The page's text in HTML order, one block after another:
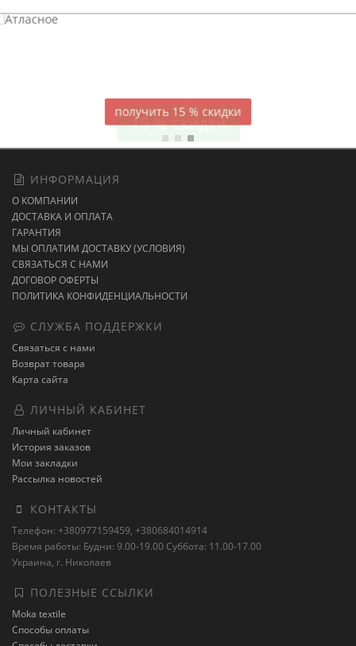
15 % скидки
ИНФОРМАЦИЯ
О КОМПАНИИ
ДОСТАВКА И ОПЛАТА
ГАРАНТИЯ
МЫ ОПЛАТИМ ДОСТАВКУ (УСЛОВИЯ)
СВЯЗАТЬСЯ С НАМИ
ДОГОВОР ОФЕРТЫ
ПОЛИТИКА КОНФИДЕНЦИАЛЬНОСТИ
СЛУЖБА ПОДДЕРЖКИ
Связаться с нами
Возврат товара
Карта сайта
ЛИЧНЫЙ КАБИНЕТ
Личный кабинет
История заказов
Мои закладки
Рассылка новостей
КОНТАКТЫ
Телефон: +380977159459, +380684014914
Время работы: Будни: 9.00-19.00 Суббота: 11.00-17.00
Украина, г. Николаев
ПОЛЕЗНЫЕ ССЫЛКИ
Moka textile
Способы оплаты